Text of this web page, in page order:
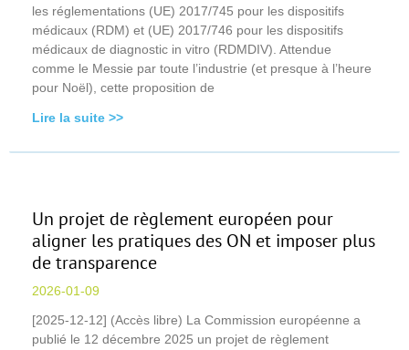
les réglementations (UE) 2017/745 pour les dispositifs
médicaux (RDM) et (UE) 2017/746 pour les dispositifs
médicaux de diagnostic in vitro (RDMDIV). Attendue
comme le Messie par toute l’industrie (et presque à l’heure
pour Noël), cette proposition de
Lire la suite >>
Un projet de règlement européen pour
aligner les pratiques des ON et imposer plus
de transparence
2026-01-09
[2025-12-12] (Accès libre) La Commission européenne a
publié le 12 décembre 2025 un projet de règlement